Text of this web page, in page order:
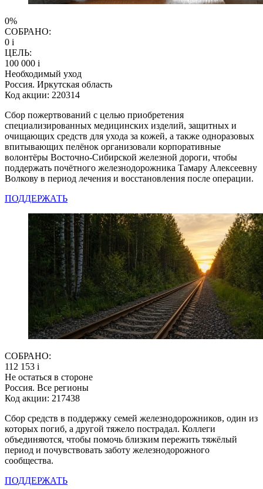
0%
СОБРАНО:
0 i
ЦЕЛЬ:
100 000 i
Необходимый уход
Россия. Иркутская область
Код акции: 220314
Сбор пожертвований с целью приобретения
специализированных медицинских изделий, защитных и
очищающих средств для ухода за кожей, а также одноразовых
впитывающих пелёнок организовали корпоративные
волонтёры Восточно-Сибирской железной дороги, чтобы
поддержать почётного железнодорожника Тамару Алексеевну
Волкову в период лечения и восстановления после операции.
ПОДДЕРЖАТЬ
СОБРАНО:
112 153 i
Не остаться в стороне
Россия. Все регионы
Код акции: 217438
Сбор средств в поддержку семей железнодорожников, один из
которых погиб, а другой тяжело пострадал. Коллеги
объединяются, чтобы помочь близким пережить тяжёлый
период и почувствовать заботу железнодорожного
сообщества.
ПОДДЕРЖАТЬ